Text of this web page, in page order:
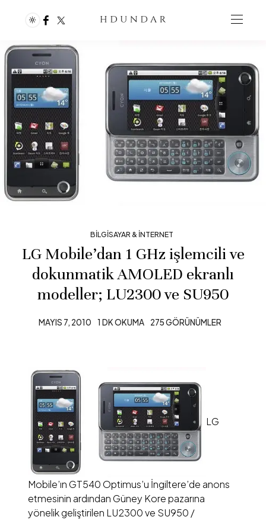
BILGISAYAR & İNTERNET
LG Mobile’dan 1 GHz işlemcili ve
dokunmatik AMOLED ekranlı
modeller; LU2300 ve SU950
MAYIS 7, 2010 1 DK OKUMA 275 GÖRÜNÜMLER
LG
Mobile’ın GT540 Optimus’u İngiltere’de anons
etmesinin ardından Güney Kore pazarına
yönelik geliştirilen LU2300 ve SU950 /